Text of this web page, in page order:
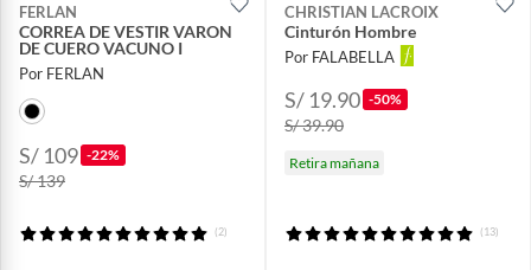
FERLAN
CORREA DE VESTIR VARON
DE CUERO VACUNO I
Por FERLAN
S/ 109 -22%
S/ 139
(2)
CHRISTIAN LACROIX
Cinturón Hombre
Por FALABELLA
S/ 19.90 -50%
S/ 39.90
Retira mañana
(13)